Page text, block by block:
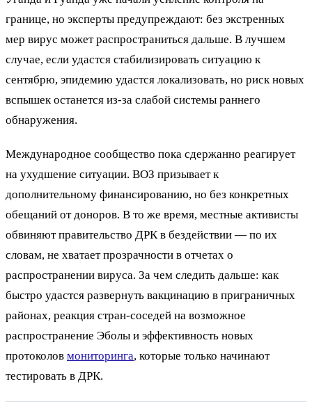
границе, но эксперты предупреждают: без экстренных
мер вирус может распространиться дальше. В лучшем
случае, если удастся стабилизировать ситуацию к
сентябрю, эпидемию удастся локализовать, но риск новых
вспышек останется из-за слабой системы раннего
обнаружения.
Международное сообщество пока сдержанно реагирует
на ухудшение ситуации. ВОЗ призывает к
дополнительному финансированию, но без конкретных
обещаний от доноров. В то же время, местные активисты
обвиняют правительство ДРК в бездействии — по их
словам, не хватает прозрачности в отчетах о
распространении вируса. За чем следить дальше: как
быстро удастся развернуть вакцинацию в приграничных
районах, реакция стран-соседей на возможное
распространение Эболы и эффективность новых
протоколов мониторинга, которые только начинают
тестировать в ДРК.